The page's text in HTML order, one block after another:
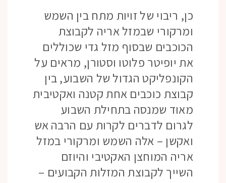
כן, ריבוי של זויות מתח בין השמש
ומרקורי שבמזל אריה לקבוצת
הכוכבים שבסוף מזל גדי שכוללים
את יופיטר פלוטו וסטורן, מראים על
הקונפליקט הגדול של השבוע, בין
קבוצת כוכבים אחת קטנה ואקטיבית
מאוד שמנסה בתחילת השבוע
לגרום לדברים לקרות עם הרבה אש
ואקשן – אלה השמש ומרקורי במזל
אריה המוחצן האקטיבי והיוזם
השייך לקבוצת המזלות הקבועים –